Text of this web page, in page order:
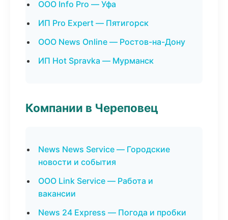
ООО Info Pro — Уфа
ИП Pro Expert — Пятигорск
ООО News Online — Ростов-на-Дону
ИП Hot Spravka — Мурманск
Компании в Череповец
News News Service — Городские
новости и события
ООО Link Service — Работа и
вакансии
News 24 Express — Погода и пробки